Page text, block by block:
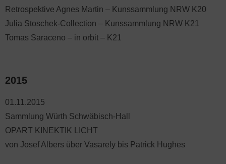
Retrospektive Agnes Martin – Kunssammlung NRW K20
Julia Stoschek-Collection – Kunssammlung NRW K21
Tomas Saraceno – in orbit – K21
2015
01.11.2015
Sammlung Würth Schwäbisch-Hall
OPART KINEKTIK LICHT
von Josef Albers über Vasarely bis Patrick Hughes